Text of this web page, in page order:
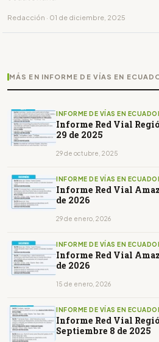
Redacción · 01 de diciembre, 2025
MÁS EN INFORME DE VÍAS EN
INFORME DE VÍAS EN
Informe Red Vial
29 de 2025
29 de octubre, 2025
INFORME DE VÍAS EN
Informe Red Vial
de 2026
29 de enero, 2026
INFORME DE VÍAS EN
Informe Red Vial
de 2026
15 de enero, 2026
INFORME DE VÍAS EN
Informe Red Vial
Septiembre 8 de 2025